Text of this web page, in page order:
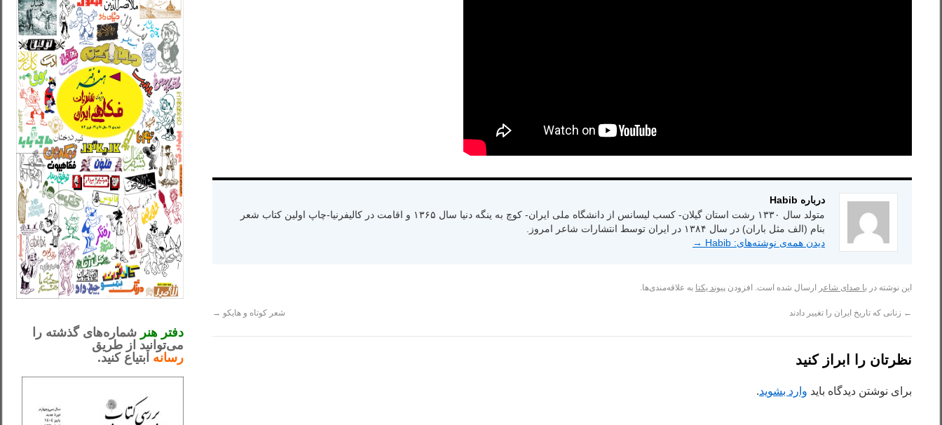
درباره Habib
متولد سال ۱۳۳۰ رشت استان گیلان- کسب لیسانس از دانشگاه ملی ایران- کوچ به ینگه دنیا سال ۱۳۶۵ و اقامت در کالیفرنیا-چاپ اولین کتاب شعر
بنام (الف مثل باران) در سال ۱۳۸۴ در ایران توسط انتشارات شاعر امروز.
دیدن همه‌ی نوشته‌های: Habib
→
این نوشته در با صدای شاعر ارسال شده است. افزودن پیوند یکتا به علاقه‌مندی‌ها.
← زنانی که تاریخ ایران را تغییر دادند شعر کوتاه و هایکو →
نظرتان را ابراز کنید
برای نوشتن دیدگاه باید وارد بشوید.
دفتر هنر شماره‌های گذشته را
می‌توانید از طریق
رسانه ابتیاع کنید.